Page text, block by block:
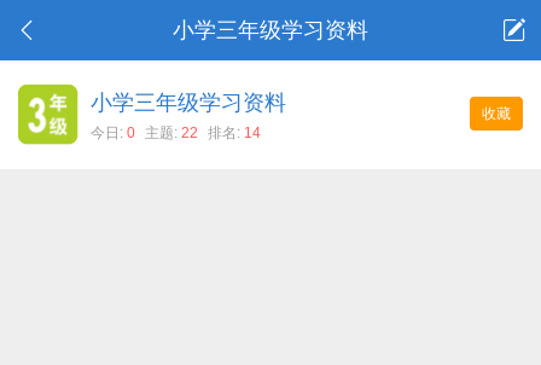
小学三年级学习资料
收藏
小学三年级学习资料
今日: 0 主题: 22 排名: 14